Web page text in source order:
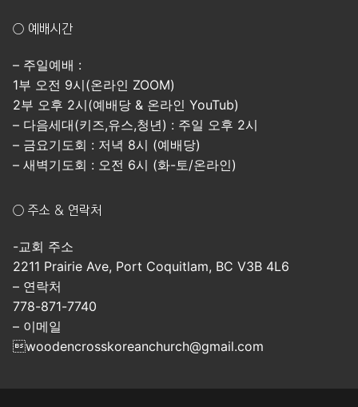
○ 예배시간
– 주일예배 :
1부 오전 9시(온라인 ZOOM)
2부 오후 2시(예배당 & 온라인 YouTub)
– 다음세대(키즈,유스,청년) : 주일 오후 2시
– 금요기도회 : 저녁 8시 (예배당)
– 새벽기도회 : 오전 6시 (화-토/온라인)
○ 주소 & 연락처
-교회 주소
2211 Prairie Ave, Port Coquitlam, BC V3B 4L6
– 연락처
778-871-7740
– 이메일
woodencrosskoreanchurch@gmail.com